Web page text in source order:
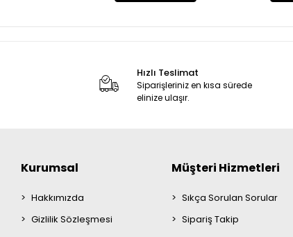
Hızlı Teslimat
Siparişleriniz en kısa sürede
elinize ulaşır.
Kurumsal
Hakkımızda
Gizlilik Sözleşmesi
Müşteri Hizmetleri
Sıkça Sorulan Sorular
Sipariş Takip